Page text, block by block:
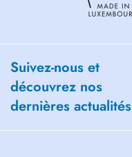
Suivez-nous et
découvrez nos
dernières actualités